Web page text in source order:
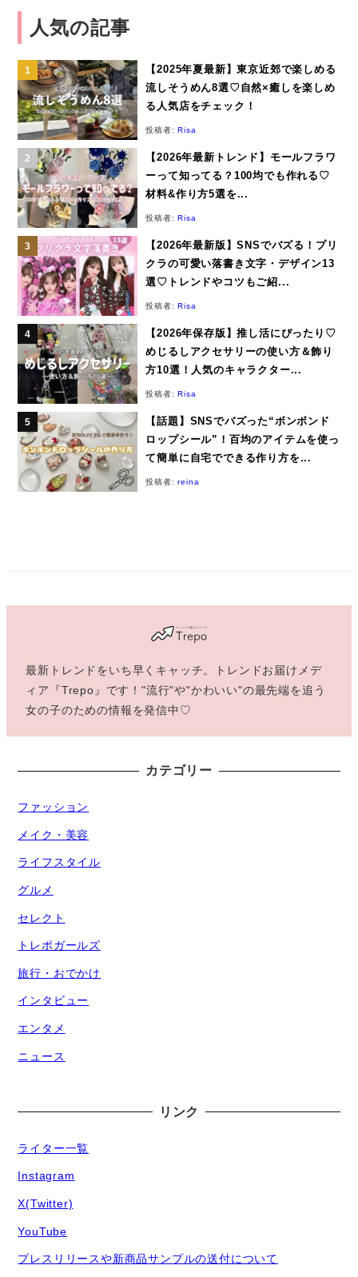
人気の記事
【2025年夏最新】東京近郊で楽しめる
流しそうめん8選♡自然×癒しを楽しめ
る人気店をチェック！
投稿者:Risa
【2026年最新トレンド】モールフラワ
ーって知ってる？100均でも作れる♡
材料&作り方5選を...
投稿者:Risa
【2026年最新版】SNSでバズる！プリ
クラの可愛い落書き文字・デザイン13
選♡トレンドやコツもご紹...
投稿者:Risa
【2026年保存版】推し活にぴったり♡
めじるしアクセサリーの使い方＆飾り
方10選！人気のキャラクター...
投稿者:Risa
【話題】SNSでバズった“ボンボンド
ロップシール”！百均のアイテムを使っ
て簡単に自宅でできる作り方を...
投稿者:reina
最新トレンドをいち早くキャッチ。トレンドお届けメデ
ィア『Trepo』です！"流行"や"かわいい"の最先端を追う
女の子のための情報を発信中♡
カテゴリー
ファッション
メイク・美容
ライフスタイル
グルメ
セレクト
トレポガールズ
旅行・おでかけ
インタビュー
エンタメ
ニュース
リンク
ライター一覧
Instagram
X(Twitter)
YouTube
プレスリリースや新商品サンプルの送付について